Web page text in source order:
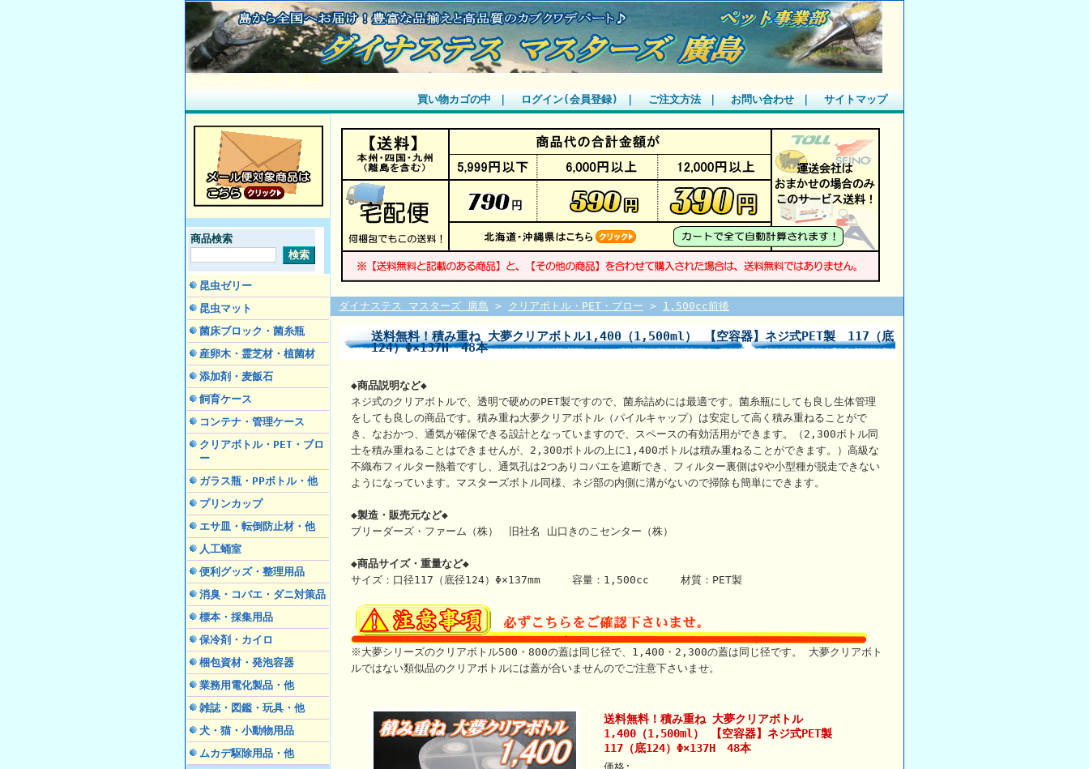
ダイナステス マスターズ 廣島
買い物カゴの中 ログイン(会員登録) ご注文方法｜ お問い合わせ サイトマップ
商品検索
昆虫ゼリー
昆虫マット
菌床ブロック・菌糸瓶
産卵木・霊芝材・植菌材
添加剤・麦飯石
飼育ケース
コンテナ・管理ケース
クリアボトル・PET・ブロ
ー
ガラス瓶・PPボトル・他
プリンカップ
エサ皿・転倒防止材・他
人工蛹室
便利グッズ・整理用品
消臭・コバエ・ダニ対策品
標本・採集用品
保冷剤・カイロ
梱包資材・発泡容器
業務用電化製品・他
雑誌・図鑑・玩具・他
犬・猫・小動物用品
ムカデ駆除用品・他
ダイナステス マスターズ 廣島 > クリアボトル・PET・ブロー > 1,500cc前後
送料無料！積み重ね 大夢クリアボトル1,400（1,500ml） 【空容器】ネジ式PET製 117（底
124）Φ×137H 48本
◆商品説明など◆
ネジ式のクリアボトルで、透明で硬めのPET製ですので、菌糸詰めには最適です。菌糸瓶にしても良し生体管理
をしても良しの商品です。積み重ね大夢クリアボトル（パイルキャップ）は安定して高く積み重ねることがで
き、なおかつ、通気が確保できる設計となっていますので、スペースの有効活用ができます。（2,300ボトル同
士を積み重ねることはできませんが、2,300ボトルの上に1,400ボトルは積み重ねることができます。）高級な
不織布フィルター熱着ですし、通気孔は2つありコバエを遮断でき、フィルター裏側は♀や小型種が脱走できない
ようになっています。マスターズボトル同様、ネジ部の内側に溝がないので掃除も簡単にできます。
◆製造・販売元など◆
ブリーダーズ・ファーム（株） 旧社名 山口きのこセンター（株）
◆商品サイズ・重量など◆
サイズ：口径117（底径124）Φ×137mm 容量：1,500cc 材質：PET製
※大夢シリーズのクリアボトル500・800の蓋は同じ径で、1,400・2,300の蓋は同じ径です。 大夢クリアボト
ルではない類似品のクリアボトルには蓋が合いませんのでご注意下さいませ。
送料無料！積み重ね 大夢クリアボトル
1,400（1,500ml） 【空容器】ネジ式PET製
117（底124）Φ×137H 48本